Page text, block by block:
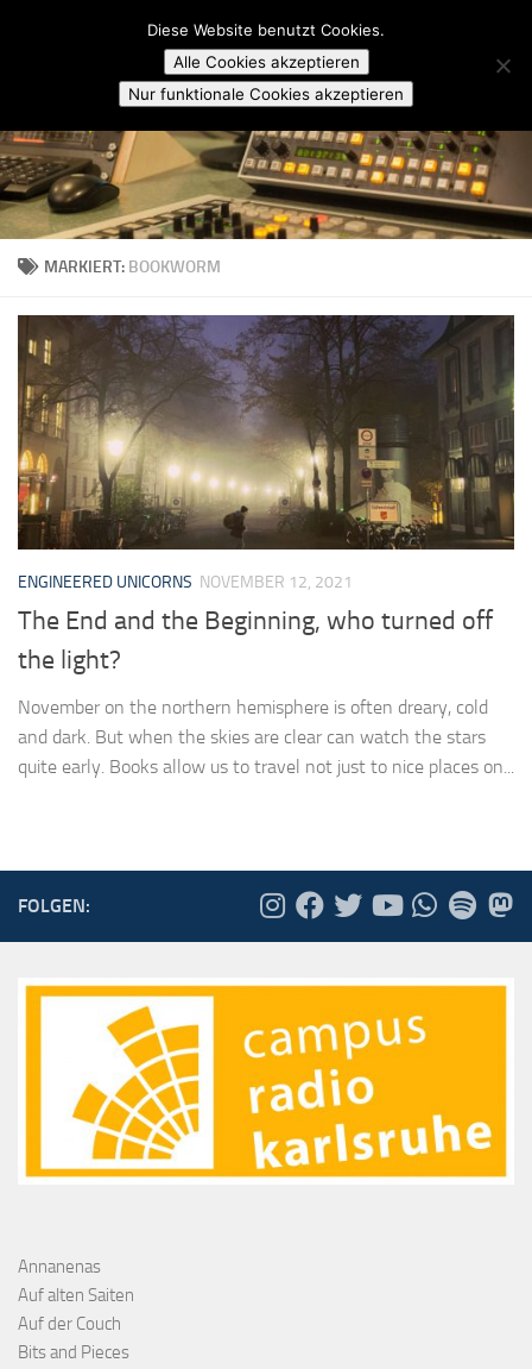
Skip to content
Campusradio Karlsruhe
MARKIERT: BOOKWORM
ENGINEERED UNICORNS NOVEMBER 12, 2021
The End and the Beginning, who turned off
the light?
November on the northern hemisphere is often dreary, cold
and dark. But when the skies are clear can watch the stars
quite early. Books allow us to travel not just to nice places on...
FOLGEN:
Annanenas
Auf alten Saiten
Auf der Couch
Bits and Pieces
Diese Website benutzt Cookies.
Alle Cookies akzeptieren
Nur funktionale Cookies akzeptieren